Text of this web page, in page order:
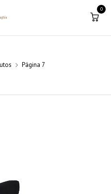
0
Página 7